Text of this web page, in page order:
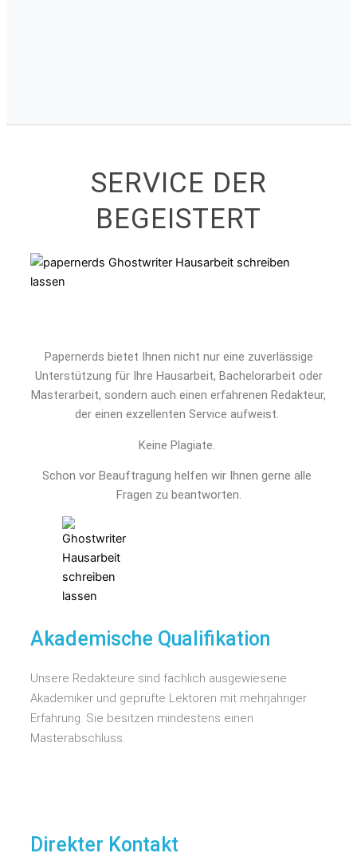
SERVICE DER
BEGEISTERT
Papernerds bietet Ihnen nicht nur eine zuverlässige
Unterstützung für Ihre Hausarbeit, Bachelorarbeit oder
Masterarbeit, sondern auch einen erfahrenen Redakteur,
der einen exzellenten Service aufweist.
Keine Plagiate.
Schon vor Beauftragung helfen wir Ihnen gerne alle
Fragen zu beantworten.
Akademische Qualifikation
Unsere Redakteure sind fachlich ausgewiesene
Akademiker und geprüfte Lektoren mit mehrjähriger
Erfahrung. Sie besitzen mindestens einen
Masterabschluss.
Direkter Kontakt